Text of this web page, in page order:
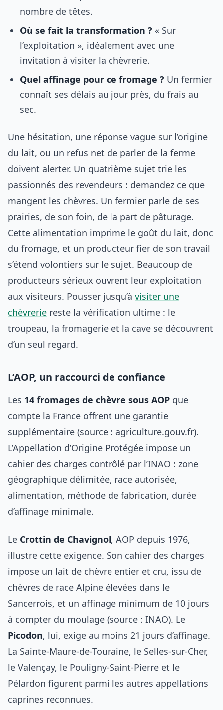
nombre de têtes.
Où se fait la transformation ? « Sur
l’exploitation », idéalement avec une
invitation à visiter la chèvrerie.
Quel affinage pour ce fromage ? Un fermier
connaît ses délais au jour près, du frais au
sec.
Une hésitation, une réponse vague sur l’origine
du lait, ou un refus net de parler de la ferme
doivent alerter. Un quatrième sujet trie les
passionnés des revendeurs : demandez ce que
mangent les chèvres. Un fermier parle de ses
prairies, de son foin, de la part de pâturage.
Cette alimentation imprime le goût du lait, donc
du fromage, et un producteur fier de son travail
s’étend volontiers sur le sujet. Beaucoup de
producteurs sérieux ouvrent leur exploitation
aux visiteurs. Pousser jusqu’à visiter une
chèvrerie reste la vérification ultime : le
troupeau, la fromagerie et la cave se découvrent
d’un seul regard.
L’AOP, un raccourci de confiance
Les 14 fromages de chèvre sous AOP que
compte la France offrent une garantie
supplémentaire (source : agriculture.gouv.fr).
L’Appellation d’Origine Protégée impose un
cahier des charges contrôlé par l’INAO : zone
géographique délimitée, race autorisée,
alimentation, méthode de fabrication, durée
d’affinage minimale.
Le Crottin de Chavignol, AOP depuis 1976,
illustre cette exigence. Son cahier des charges
impose un lait de chèvre entier et cru, issu de
chèvres de race Alpine élevées dans le
Sancerrois, et un affinage minimum de 10 jours
à compter du moulage (source : INAO). Le
Picodon, lui, exige au moins 21 jours d’affinage.
La Sainte-Maure-de-Touraine, le Selles-sur-Cher,
le Valençay, le Pouligny-Saint-Pierre et le
Pélardon figurent parmi les autres appellations
caprines reconnues.